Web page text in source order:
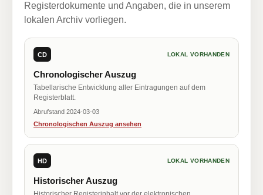
Registerdokumente und Angaben, die in unserem
lokalen Archiv vorliegen.
CD LOKAL VORHANDEN
Chronologischer Auszug
Tabellarische Entwicklung aller Eintragungen auf dem
Registerblatt.
Abrufstand 2024-03-03
Chronologischen Auszug ansehen
HD LOKAL VORHANDEN
Historischer Auszug